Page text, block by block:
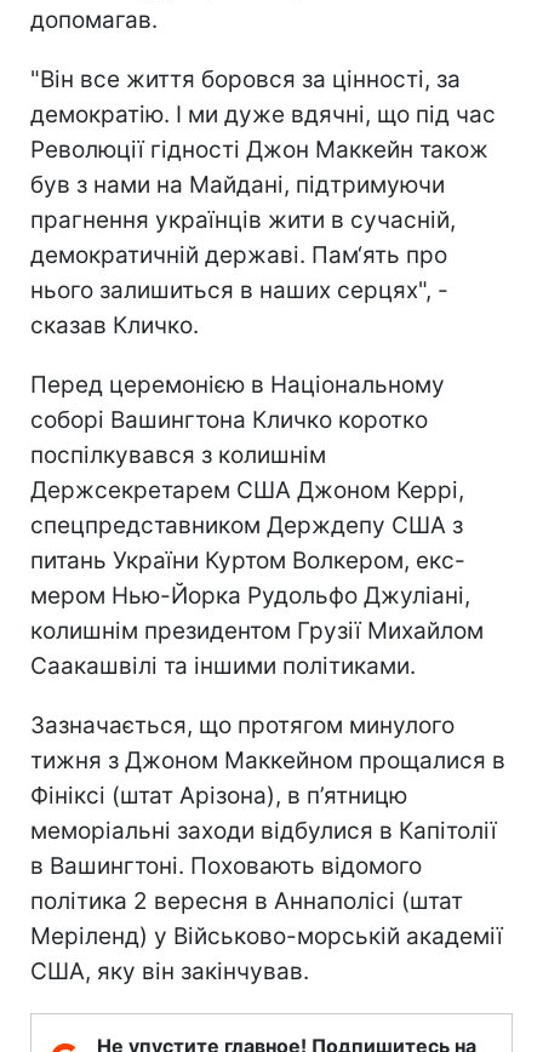
допомагав.
"Він все життя боровся за цінності, за
демократію. І ми дуже вдячні, що під час
Революції гідності Джон Маккейн також
був з нами на Майдані, підтримуючи
прагнення українців жити в сучасній,
демократичній державі. Пам‘ять про
нього залишиться в наших серцях", -
сказав Кличко.
Перед церемонією в Національному
соборі Вашингтона Кличко коротко
поспілкувався з колишнім
Держсекретарем США Джоном Керрі,
спецпредставником Держдепу США з
питань України Куртом Волкером, екс-
мером Нью-Йорка Рудольфо Джуліані,
колишнім президентом Грузії Михайлом
Саакашвілі та іншими політиками.
Зазначається, що протягом минулого
тижня з Джоном Маккейном прощалися в
Фініксі (штат Арізона), в п’ятницю
меморіальні заходи відбулися в Капітолії
в Вашингтоні. Поховають відомого
політика 2 вересня в Аннаполісі (штат
Меріленд) у Військово-морській академії
США, яку він закінчував.
Не упустите главное! Подпишитесь на